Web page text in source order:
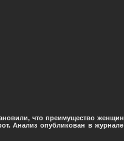
что преимущество женщин
Анализ опубликован в журнале